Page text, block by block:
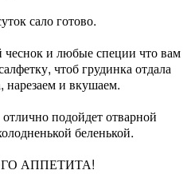
сало готово.
чеснок и любые специи что вам
чтоб грудинка отдала
нарезаем и вкушаем.
подойдет отварной
беленькой.
АППЕТИТА!